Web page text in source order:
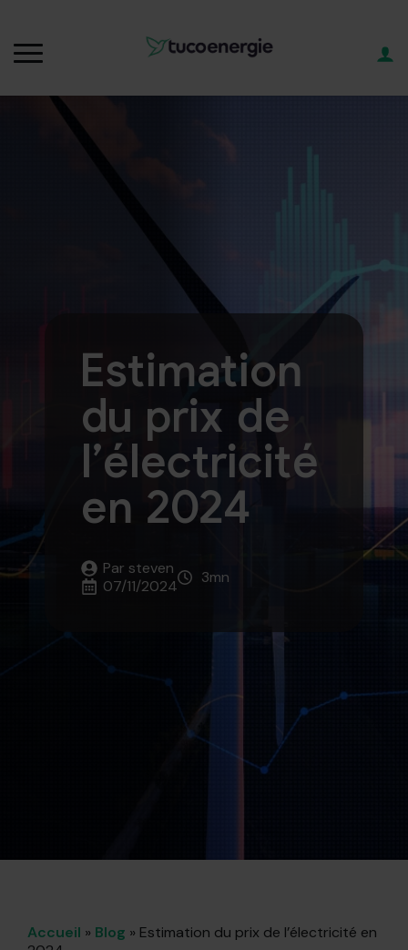
Estimation
du prix de
l’électricité
en 2024
Par steven
07/11/2024
3mn
Accueil » Blog » Estimation du prix de l’électricité en